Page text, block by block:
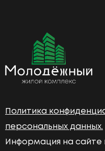
Политика
персональных данных.
Информация на сайте